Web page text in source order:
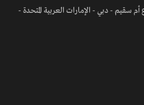
أم سقيم - دبي - الإمارات العربية المتحدة -